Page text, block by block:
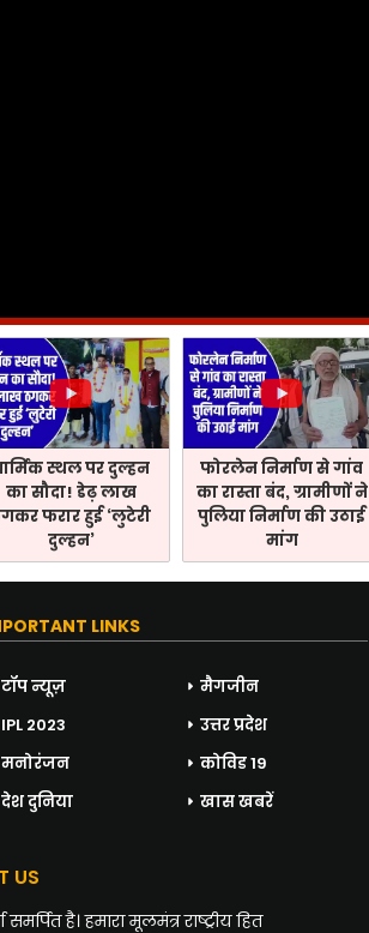
स्थल पर दुल्हन
का सौदा! डेढ़ लाख
फरार हुई ‘लुटेरी
दुल्हन’
फोरलेन निर्माण से गांव
का रास्ता बंद, ग्रामीणों ने
पुलिया निर्माण की उठाई
मांग
LINKS
टॉप न्यूज़
मैगजीन
IPL 2023
उत्तर प्रदेश
मनोरंजन
कोविड 19
देश दुनिया
खास खबरें
US
है। हमारा मूलमंत्र राष्ट्रीय हित